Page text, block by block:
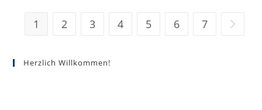
1 2 3 4 5 6 7
Herzlich Willkommen!